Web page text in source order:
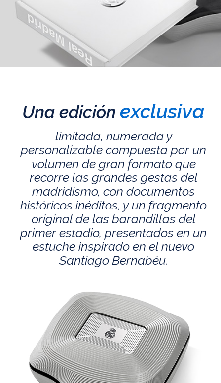
Una edición exclusiva
limitada, numerada y
personalizable compuesta por un
volumen de gran formato que
recorre las grandes gestas del
madridismo, con documentos
históricos inéditos, y un fragmento
original de las barandillas del
primer estadio, presentados en un
estuche inspirado en el nuevo
Santiago Bernabéu.